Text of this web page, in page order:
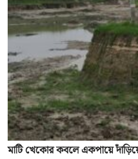
মাটি খেকোর কবলে একপায়ে